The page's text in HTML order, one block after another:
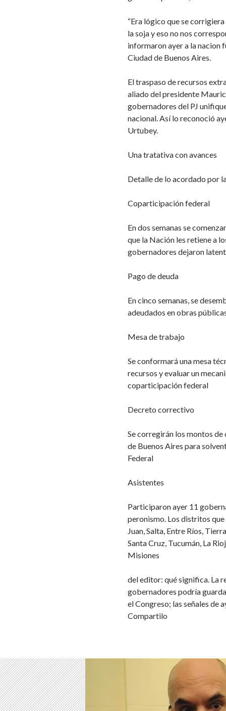
“Era lógico que se
la soja y eso no nos
informaron ayer a la nacion
Ciudad de Buenos Aires.
El traspaso de recursos
aliado del presidente
gobernadores del PJ
nacional. Así lo reconoció
Urtubey.
Una tratativa con avances
Detalle de lo acordado por
Coparticipación federal
En dos semanas se
que la Nación les retiene a
gobernadores dejaron
Pago de deuda
En cinco semanas, se
adeudados en obras
Mesa de trabajo
Se conformará una mesa
recursos y evaluar un
coparticipación federal
Decreto correctivo
Se corregirán los montos de
de Buenos Aires para
Federal
Asistentes
Participaron ayer 11
peronismo. Los distritos
Juan, Salta, Entre Ríos,
Santa Cruz, Tucumán, La
Misiones
del editor: qué significa. La
gobernadores podría
el Congreso; las señales de
Compartilo